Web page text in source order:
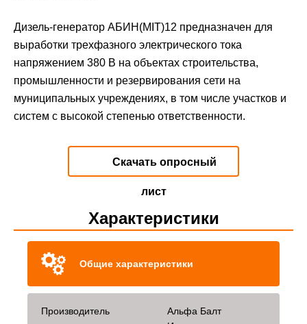
Дизель-генератор АБИН(MIT)12 предназначен для
выработки трехфазного электрического тока
напряжением 380 В на объектах строительства,
промышленности и резервирования сети на
муниципальных учреждениях, в том числе участков и
систем с высокой степенью ответственности.
Скачать опросный
лист
Характеристики
Общие характеристики
Производитель
Альфа Балт